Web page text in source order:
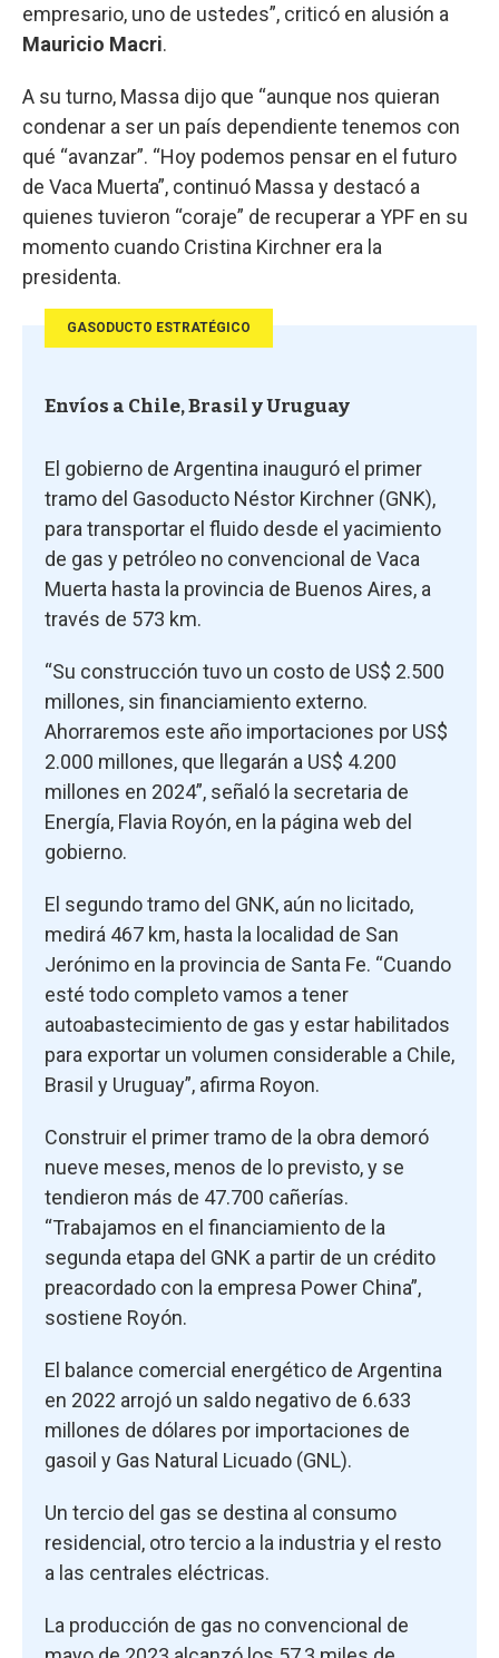
empresario, uno de ustedes”, criticó en alusión a
Mauricio Macri.
A su turno, Massa dijo que “aunque nos quieran
condenar a ser un país dependiente tenemos con
qué “avanzar”. “Hoy podemos pensar en el futuro
de Vaca Muerta”, continuó Massa y destacó a
quienes tuvieron “coraje” de recuperar a YPF en su
momento cuando Cristina Kirchner era la
presidenta.
GASODUCTO ESTRATÉGICO
Envíos a Chile, Brasil y Uruguay
El gobierno de Argentina inauguró el primer
tramo del Gasoducto Néstor Kirchner (GNK),
para transportar el fluido desde el yacimiento
de gas y petróleo no convencional de Vaca
Muerta hasta la provincia de Buenos Aires, a
través de 573 km.
“Su construcción tuvo un costo de US$ 2.500
millones, sin financiamiento externo.
Ahorraremos este año importaciones por US$
2.000 millones, que llegarán a US$ 4.200
millones en 2024”, señaló la secretaria de
Energía, Flavia Royón, en la página web del
gobierno.
El segundo tramo del GNK, aún no licitado,
medirá 467 km, hasta la localidad de San
Jerónimo en la provincia de Santa Fe. “Cuando
esté todo completo vamos a tener
autoabastecimiento de gas y estar habilitados
para exportar un volumen considerable a Chile,
Brasil y Uruguay”, afirma Royon.
Construir el primer tramo de la obra demoró
nueve meses, menos de lo previsto, y se
tendieron más de 47.700 cañerías.
“Trabajamos en el financiamiento de la
segunda etapa del GNK a partir de un crédito
preacordado con la empresa Power China”,
sostiene Royón.
El balance comercial energético de Argentina
en 2022 arrojó un saldo negativo de 6.633
millones de dólares por importaciones de
gasoil y Gas Natural Licuado (GNL).
Un tercio del gas se destina al consumo
residencial, otro tercio a la industria y el resto
a las centrales eléctricas.
La producción de gas no convencional de